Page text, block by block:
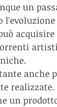
un
anche
un